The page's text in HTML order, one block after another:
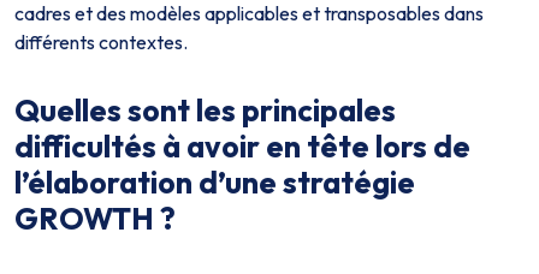
cadres et des modèles applicables et transposables dans
différents contextes.
Quelles sont les principales
difficultés à avoir en tête lors de
l’élaboration d’une stratégie
GROWTH ?